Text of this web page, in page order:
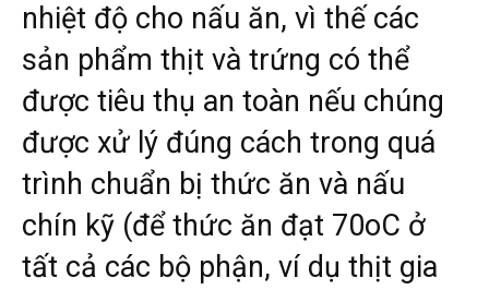
nhiệt độ cho nấu ăn, vì thế các
sản phẩm thịt và trứng có thể
được tiêu thụ an toàn nếu chúng
được xử lý đúng cách trong quá
trình chuẩn bị thức ăn và nấu
chín kỹ (để thức ăn đạt 70oC ở
tất cả các bộ phận, ví dụ thịt gia